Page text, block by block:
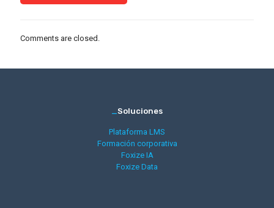
Comments are closed.
Soluciones
Plataforma LMS
Formación corporativa
Foxize IA
Foxize Data